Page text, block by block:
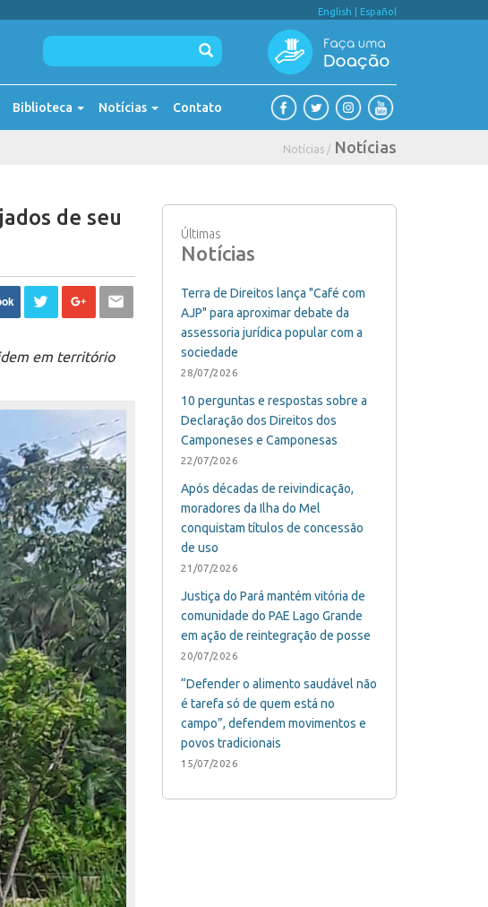
English Español
Biblioteca Notícias Contato
Notícias / Notícias
de seu
em território
Últimas
Notícias
Terra de Direitos lança "Café com
AJP" para aproximar debate da
assessoria jurídica popular com a
sociedade
28/07/2026
10 perguntas e respostas sobre a
Declaração dos Direitos dos
Camponeses e Camponesas
22/07/2026
Após décadas de reivindicação,
moradores da Ilha do Mel
conquistam títulos de concessão
de uso
21/07/2026
Justiça do Pará mantém vitória de
comunidade do PAE Lago Grande
em ação de reintegração de posse
20/07/2026
“Defender o alimento saudável não
é tarefa só de quem está no
campo”, defendem movimentos e
povos tradicionais
15/07/2026